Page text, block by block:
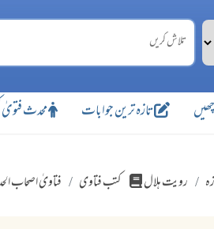
تازہ ترین جوابات محدث فتویٰ
رویت ہلال کتب فتاوی فتاویٰ اصحاب